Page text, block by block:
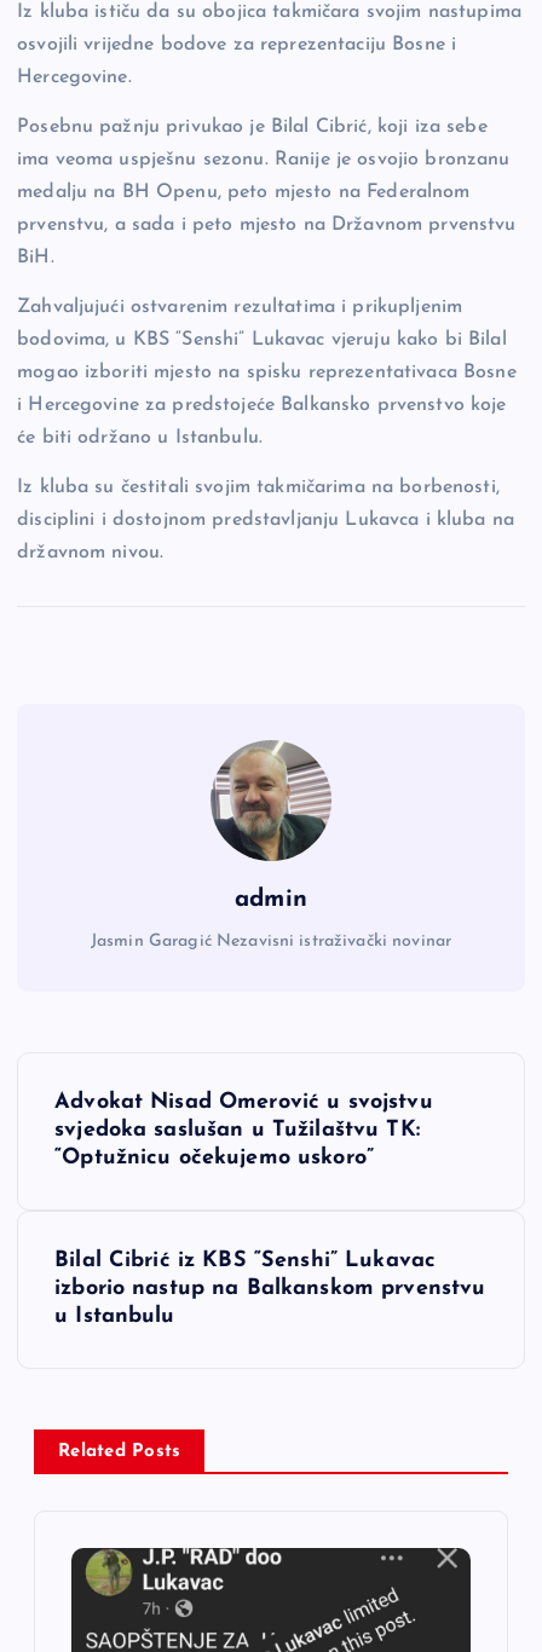
Iz kluba ističu da su obojica takmičara svojim nastupima
osvojili vrijedne bodove za reprezentaciju Bosne i
Hercegovine.
Posebnu pažnju privukao je Bilal Cibrić, koji iza sebe
ima veoma uspješnu sezonu. Ranije je osvojio bronzanu
medalju na BH Openu, peto mjesto na Federalnom
prvenstvu, a sada i peto mjesto na Državnom prvenstvu
BiH.
Zahvaljujući ostvarenim rezultatima i prikupljenim
bodovima, u KBS “Senshi” Lukavac vjeruju kako bi Bilal
mogao izboriti mjesto na spisku reprezentativaca Bosne
i Hercegovine za predstojeće Balkansko prvenstvo koje
će biti održano u Istanbulu.
Iz kluba su čestitali svojim takmičarima na borbenosti,
disciplini i dostojnom predstavljanju Lukavca i kluba na
državnom nivou.
admin
Jasmin Garagić Nezavisni istraživački novinar
c
Advokat Nisad Omerović u svojstvu
svjedoka saslušan u Tužilaštvu TK:
“Optužnicu očekujemo uskoro”
Bilal Cibrić iz KBS “Senshi” Lukavac
izborio nastup na Balkanskom prvenstvu
u Istanbulu
Related Posts